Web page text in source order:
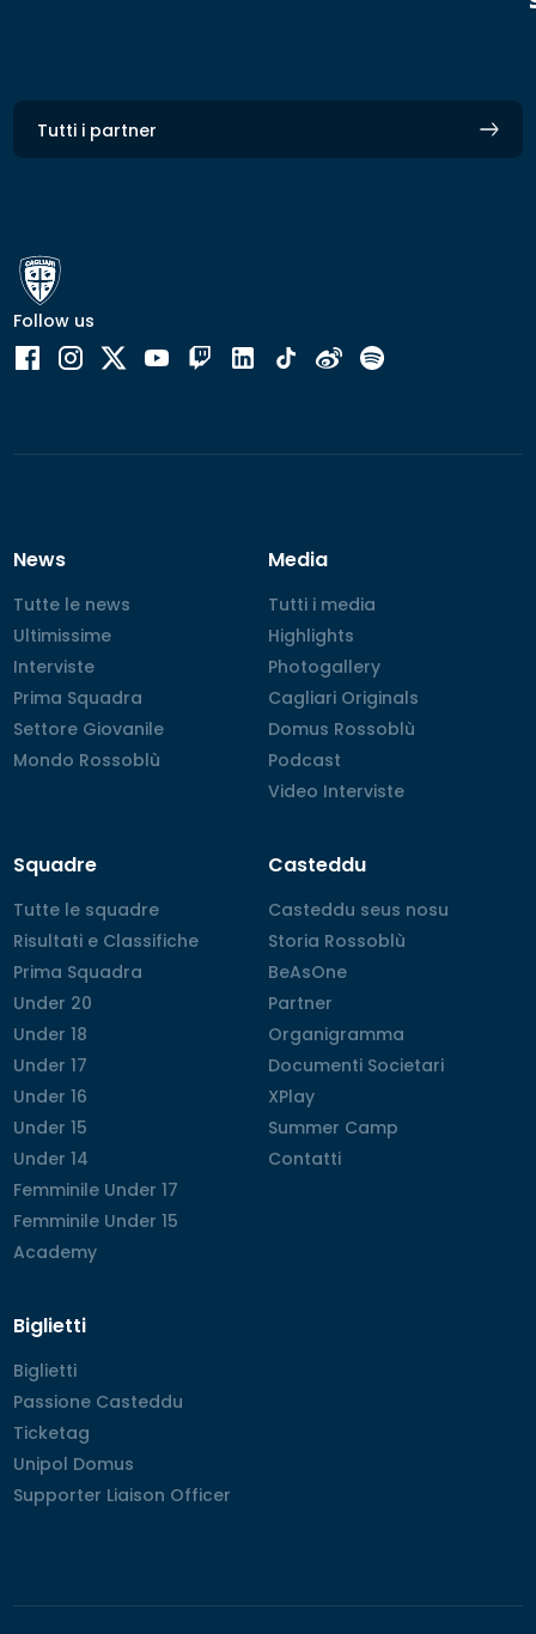
Tutti i partner
Follow us
News
Tutte le news
Tutte le news
Ultimissime
Ultimissime
Interviste
Interviste
Prima Squadra
Prima Squadra
Settore Giovanile
Settore Giovanile
Mondo Rossoblù
Mondo Rossoblù
Media
Tutti i media
Tutti i media
Highlights
Highlights
Photogallery
Photogallery
Cagliari Originals
Cagliari Originals
Domus Rossoblù
Domus Rossoblù
Podcast
Podcast
Video Interviste
Video Interviste
Squadre
Tutte le squadre
Tutte le squadre
Risultati e Classifiche
Risultati e Classifiche
Prima Squadra
Prima Squadra
Under 20
Under 20
Under 18
Under 18
Under 17
Under 17
Under 16
Under 16
Under 15
Under 15
Under 14
Under 14
Femminile Under 17
Femminile Under 17
Femminile Under 15
Femminile Under 15
Academy
Academy
Casteddu
Casteddu seus nosu
Casteddu seus nosu
Storia Rossoblù
Storia Rossoblù
BeAsOne
BeAsOne
Partner
Partner
Organigramma
Organigramma
Documenti Societari
Documenti Societari
XPlay
XPlay
Summer Camp
Summer Camp
Contatti
Contatti
Biglietti
Biglietti
Biglietti
Passione Casteddu
Passione Casteddu
Ticketag
Ticketag
Unipol Domus
Unipol Domus
Supporter Liaison Officer
Supporter Liaison Officer